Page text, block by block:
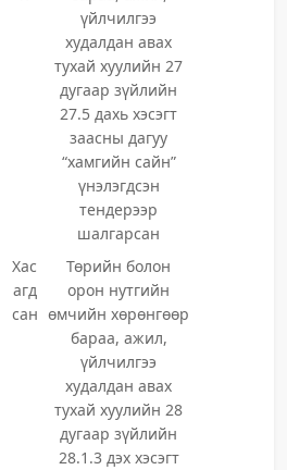
үйлчилгээ
худалдан авах
тухай хуулийн 27
дугаар зүйлийн
27.5 дахь хэсэгт
заасны дагуу
“хамгийн сайн”
үнэлэгдсэн
тендерээр
шалгарсан
Хас
агд
сан
Төрийн болон
орон нутгийн
өмчийн хөрөнгөөр
бараа, ажил,
үйлчилгээ
худалдан авах
тухай хуулийн 28
дугаар зүйлийн
28.1.3 дэх хэсэгт